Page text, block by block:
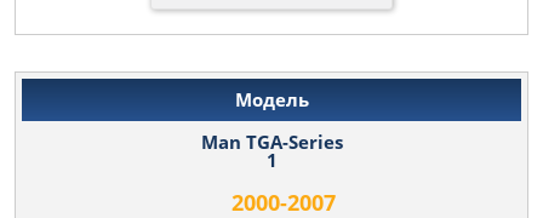
Man TGA-Series
1
2000-2007